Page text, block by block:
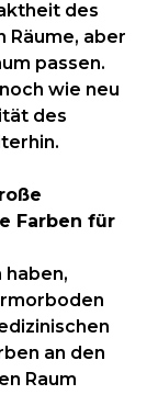
des
Räume, aber
passen.
wie neu
des
Farben für
an den
Raum